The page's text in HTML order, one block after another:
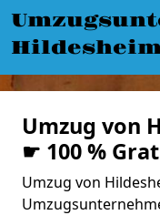
Umzug von
☛ 100 %
Umzug von